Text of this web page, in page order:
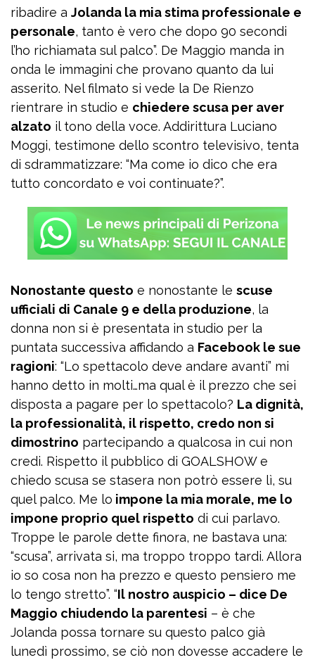
ribadire a Jolanda la mia stima professionale e
personale, tanto è vero che dopo 90 secondi
l’ho richiamata sul palco”. De Maggio manda in
onda le immagini che provano quanto da lui
asserito. Nel filmato si vede la De Rienzo
rientrare in studio e chiedere scusa per aver
alzato il tono della voce. Addirittura Luciano
Moggi, testimone dello scontro televisivo, tenta
di sdrammatizzare: “Ma come io dico che era
tutto concordato e voi continuate?”.
Nonostante questo e nonostante le scuse
ufficiali di Canale 9 e della produzione, la
donna non si è presentata in studio per la
puntata successiva affidando a Facebook le sue
ragioni: “Lo spettacolo deve andare avanti” mi
hanno detto in molti…ma qual è il prezzo che sei
disposta a pagare per lo spettacolo? La dignità,
la professionalità, il rispetto, credo non si
dimostrino partecipando a qualcosa in cui non
credi. Rispetto il pubblico di GOALSHOW e
chiedo scusa se stasera non potrò essere lì, su
quel palco. Me lo impone la mia morale, me lo
impone proprio quel rispetto di cui parlavo.
Troppe le parole dette finora, ne bastava una:
“scusa”, arrivata si, ma troppo troppo tardi. Allora
io so cosa non ha prezzo e questo pensiero me
lo tengo stretto”. “Il nostro auspicio – dice De
Maggio chiudendo la parentesi – è che
Jolanda possa tornare su questo palco già
lunedì prossimo, se ciò non dovesse accadere le